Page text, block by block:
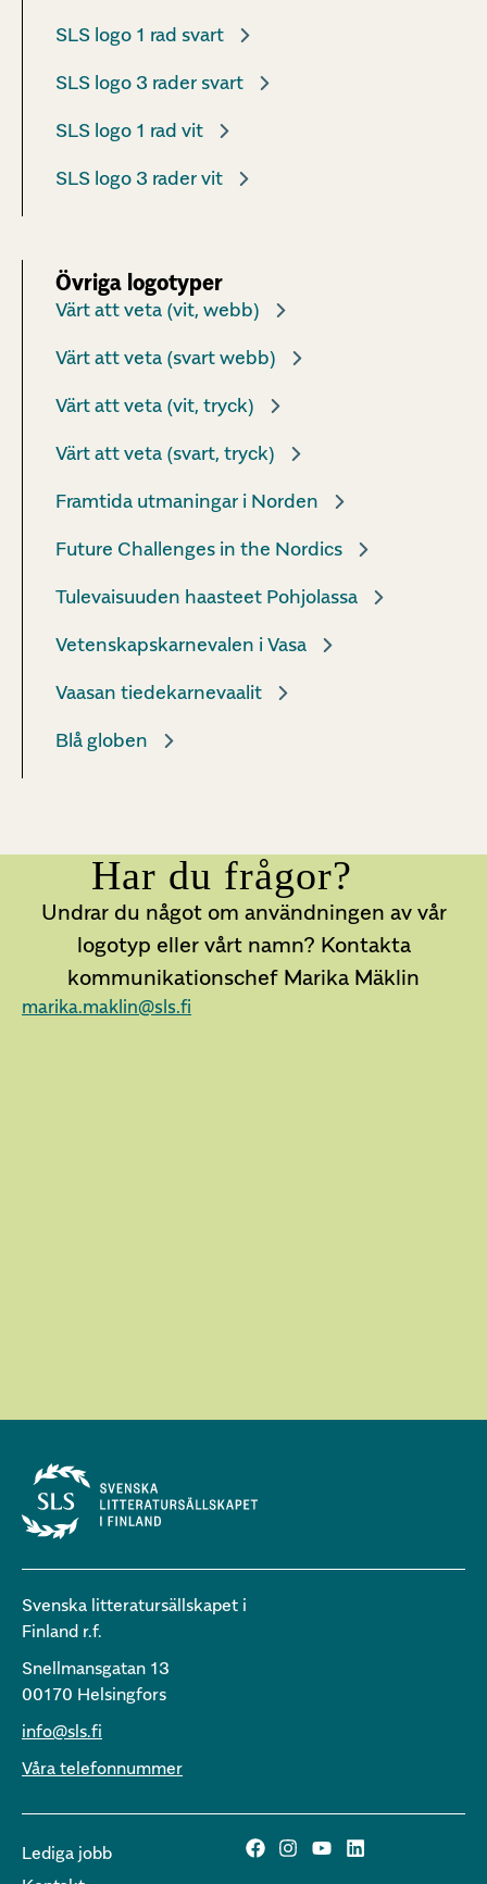
SLS logo 1 rad svart
SLS logo 3 rader svart
SLS logo 1 rad vit
SLS logo 3 rader vit
Övriga logotyper
Värt att veta (vit, webb)
Värt att veta (svart webb)
Värt att veta (vit, tryck)
Värt att veta (svart, tryck)
Framtida utmaningar i Norden
Future Challenges in the Nordics
Tulevaisuuden haasteet Pohjolassa
Vetenskapskarnevalen i Vasa
Vaasan tiedekarnevaalit
Blå globen
Har du frågor?
Undrar du något om användningen av vår
logotyp eller vårt namn? Kontakta
kommunikationschef Marika Mäklin
marika.maklin@sls.fi
Svenska litteratursällskapet i
Finland r.f.
Snellmansgatan 13
00170 Helsingfors
info@sls.fi
Våra telefonnummer
Lediga jobb